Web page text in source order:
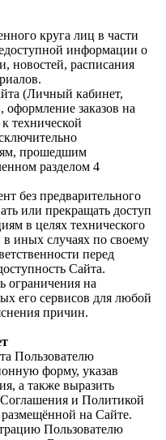
круга лиц в части
информации о
новостей, расписания
(Личный кабинет,
оформление заказов на
технической
прошедшим
разделом 4
без предварительного
или прекращать доступ
в целях технического
иных случаях по своему
перед
Сайта.
ограничения на
его сервисов для любой
причин.
Пользователю
форму, указав
а также выразить
Соглашения и Политикой
на Сайте.
Пользователю